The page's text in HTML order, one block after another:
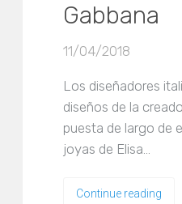
Gabbana
11/04/2018
Los diseñadores
diseños de la
puesta de largo de
joyas de Elisa…
Continue reading